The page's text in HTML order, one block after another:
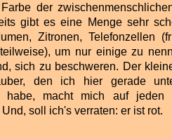
der
gibt es eine Menge sehr
Zitronen, Telefonzellen
um nur einige zu
sich zu beschweren. Der
den ich hier gerade
habe, macht mich auf jeden
soll ich's verraten: er ist rot.